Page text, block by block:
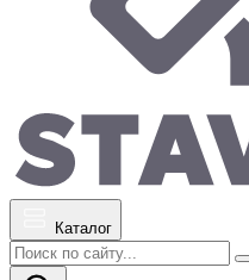
Каталог